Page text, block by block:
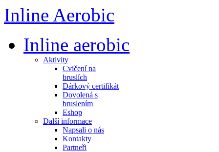
Inline Aerobic
Inline aerobic
Aktivity
Cvičení na
bruslích
Dárkový certifikát
Dovolená s
bruslením
Eshop
Další informace
Napsali o nás
Kontakty
Partneři